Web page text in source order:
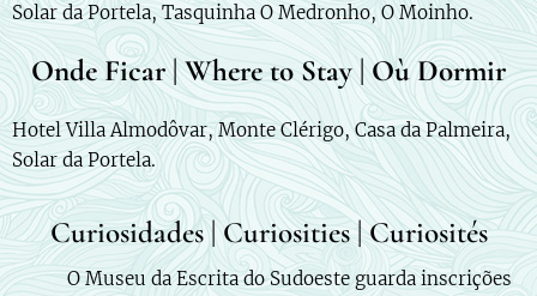
Solar da Portela, Tasquinha O Medronho, O Moinho.
Onde Ficar | Where to Stay | Où Dormir
Hotel Villa Almodôvar, Monte Clérigo, Casa da Palmeira,
Solar da Portela.
Curiosidades | Curiosities | Curiosités
🇵🇹 📜 O Museu da Escrita do Sudoeste guarda inscrições